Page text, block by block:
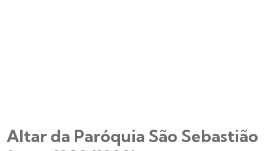
Altar da Paróquia São Sebastião